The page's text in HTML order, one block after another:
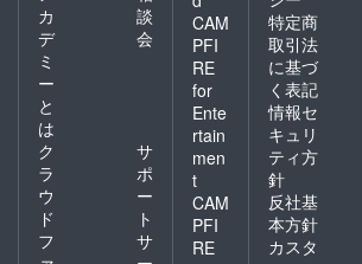
カ
デ
ミ
ー
と
は
談
会
ク
ラ
ウ
ド
フ
サ
ポ
ー
ト
サ
CAM
PFI
RE
for
Ente
rtain
men
t
CAM
PFI
RE
特定商
取引法
に基づ
く表記
情報セ
キュリ
ティ方
針
反社基
本方針
カスタ